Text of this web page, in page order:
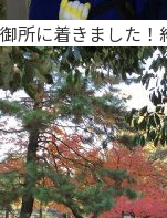
御所に着きました！